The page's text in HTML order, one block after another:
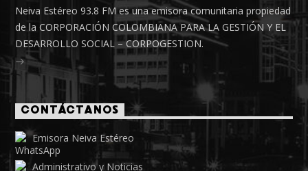
Neiva Estéreo 93.8 FM es una emisora comunitaria propiedad
de la CORPORACIÓN COLOMBIANA PARA LA GESTIÓN Y EL
DESARROLLO SOCIAL – CORPOGESTION.
CONTÁCTANOS
Emisora Neiva Estéreo
Administrativo y Noticias